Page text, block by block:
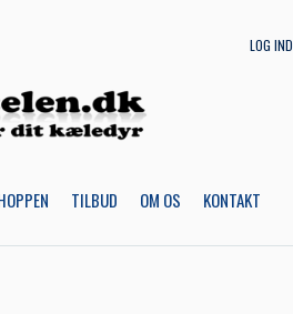
LOG IND
TILBUD OM OS KONTAKT